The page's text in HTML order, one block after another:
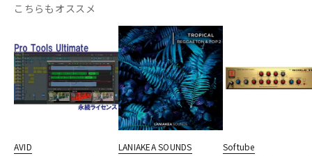
こちらもオススメ
AVID LANIAKEA SOUNDS Softube